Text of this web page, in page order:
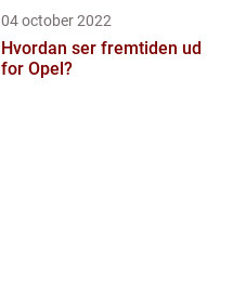
04 october 2022
Hvordan ser fremtiden ud
for Opel?